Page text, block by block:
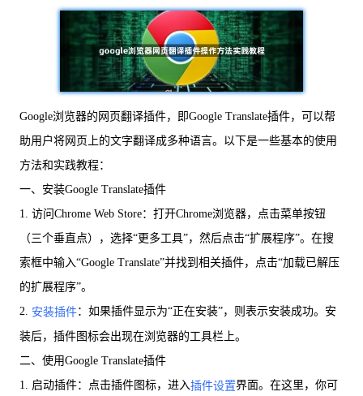
Google浏览器的网页翻译插件，即Google Translate插件，可以帮
助用户将网页上的文字翻译成多种语言。以下是一些基本的使用
方法和实践教程：
一、安装Google Translate插件
1. 访问Chrome Web Store：打开Chrome浏览器，点击菜单按钮
（三个垂直点），选择“更多工具”，然后点击“扩展程序”。在搜
索框中输入“Google Translate”并找到相关插件，点击“加载已解压
的扩展程序”。
2. 安装插件：如果插件显示为“正在安装”，则表示安装成功。安
装后，插件图标会出现在浏览器的工具栏上。
二、使用Google Translate插件
1. 启动插件：点击插件图标，进入插件设置界面。在这里，你可